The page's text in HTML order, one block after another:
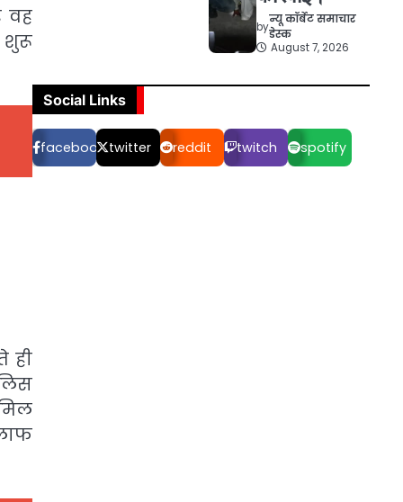
वह
शुरू
ही
by
न्यू कॉर्बेट समाचार
डेस्क
August 7, 2026
Social Links
facebook twitter reddit twitch spotify